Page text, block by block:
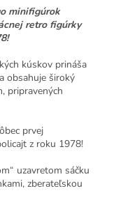
minifigúrok
retro figúrky
kúskov prináša
obsahuje široký
pripravených
prvej
z roku 1978!
uzavretom sáčku
zberateľskou